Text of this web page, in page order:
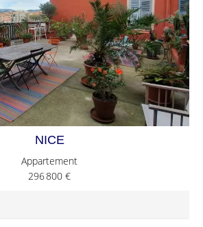
NICE
Appartement
296 800 €